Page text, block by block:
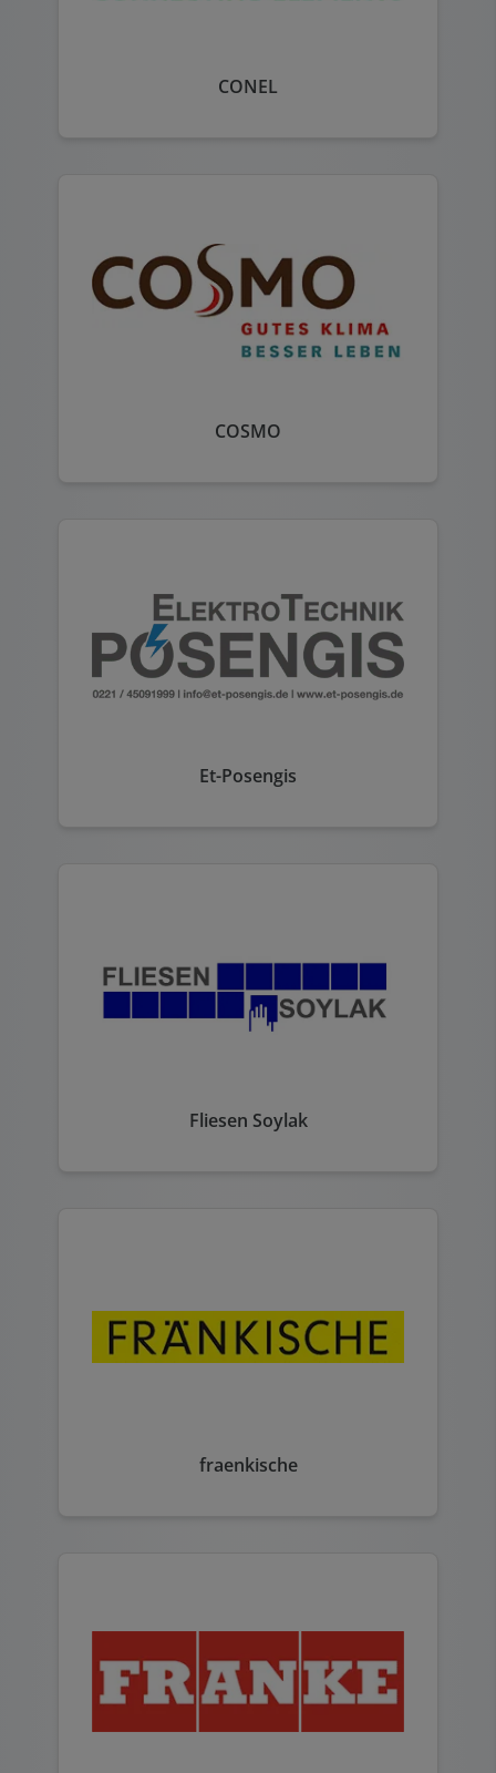
CONEL
COSMO
Et-Posengis
Fliesen Soylak
fraenkische